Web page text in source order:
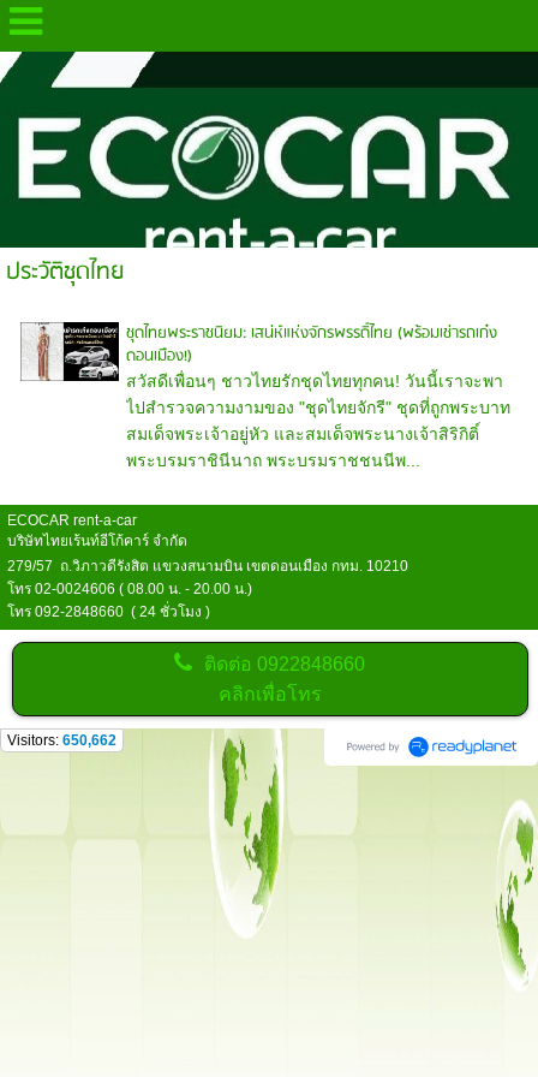
.
ประวัติชุดไทย
ชุดไทยพระราชนิยม: เสน่ห์แห่งจักรพรรดิ์ไทย (พร้อมเช่ารถเก๋ง
ดอนเมือง!)
สวัสดีเพื่อนๆ ชาวไทยรักชุดไทยทุกคน! วันนี้เราจะพา
ไปสำรวจความงามของ "ชุดไทยจักรี" ชุดที่ถูกพระบาท
สมเด็จพระเจ้าอยู่หัว และสมเด็จพระนางเจ้าสิริกิติ์
พระบรมราชินีนาถ พระบรมราชชนนีพ...
ECOCAR rent-a-car
บริษัทไทยเร้นท์อีโก้คาร์ จำกัด
279/57 ถ.วิภาวดีรังสิต แขวงสนามบิน เขตดอนเมือง กทม. 10210
โทร 02-0024606 ( 08.00 น. - 20.00 น.)
โทร 092-2848660 ( 24 ชั่วโมง )
ติดต่อ0922848660
คลิกเพื่อโทร
Visitors: 650,662